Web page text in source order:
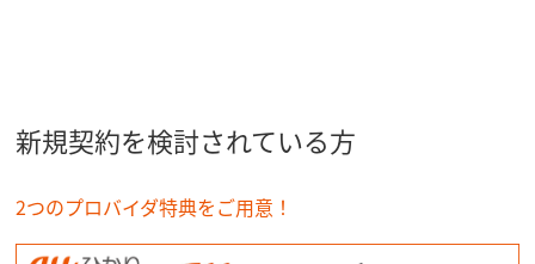
新規契約を検討されている方
2つのプロバイダ特典をご用意！